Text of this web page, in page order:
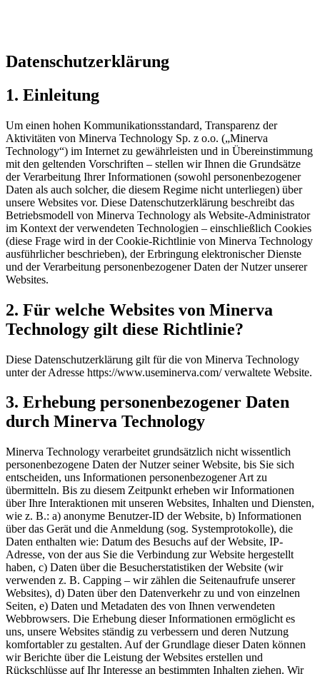
Datenschutzerklärung
1. Einleitung
Um einen hohen Kommunikationsstandard, Transparenz der
Aktivitäten von Minerva Technology Sp. z o.o. („Minerva
Technology“) im Internet zu gewährleisten und in Übereinstimmung
mit den geltenden Vorschriften – stellen wir Ihnen die Grundsätze
der Verarbeitung Ihrer Informationen (sowohl personenbezogener
Daten als auch solcher, die diesem Regime nicht unterliegen) über
unsere Websites vor. Diese Datenschutzerklärung beschreibt das
Betriebsmodell von Minerva Technology als Website-Administrator
im Kontext der verwendeten Technologien – einschließlich Cookies
(diese Frage wird in der Cookie-Richtlinie von Minerva Technology
ausführlicher beschrieben), der Erbringung elektronischer Dienste
und der Verarbeitung personenbezogener Daten der Nutzer unserer
Websites.
2. Für welche Websites von Minerva
Technology gilt diese Richtlinie?
Diese Datenschutzerklärung gilt für die von Minerva Technology
unter der Adresse https://www.useminerva.com/ verwaltete Website.
3. Erhebung personenbezogener Daten
durch Minerva Technology
Minerva Technology verarbeitet grundsätzlich nicht wissentlich
personenbezogene Daten der Nutzer seiner Website, bis Sie sich
entscheiden, uns Informationen personenbezogener Art zu
übermitteln. Bis zu diesem Zeitpunkt erheben wir Informationen
über Ihre Interaktionen mit unseren Websites, Inhalten und Diensten,
wie z. B.: a) anonyme Benutzer-ID der Website, b) Informationen
über das Gerät und die Anmeldung (sog. Systemprotokolle), die
Daten enthalten wie: Datum des Besuchs auf der Website, IP-
Adresse, von der aus Sie die Verbindung zur Website hergestellt
haben, c) Daten über die Besucherstatistiken der Website (wir
verwenden z. B. Capping – wir zählen die Seitenaufrufe unserer
Websites), d) Daten über den Datenverkehr zu und von einzelnen
Seiten, e) Daten und Metadaten des von Ihnen verwendeten
Webbrowsers. Die Erhebung dieser Informationen ermöglicht es
uns, unsere Websites ständig zu verbessern und deren Nutzung
komfortabler zu gestalten. Auf der Grundlage dieser Daten können
wir Berichte über die Leistung der Websites erstellen und
Rückschlüsse auf Ihr Interesse an bestimmten Inhalten ziehen. Wir